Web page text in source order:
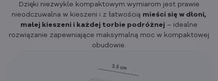
Dzięki niezwykle kompaktowym wymiarom jest prawie
nieodczuwalna w kieszeni i z łatwością mieści się w dłoni,
małej kieszeni i każdej torbie podróżnej – idealne
rozwiązanie zapewniające maksymalną moc w kompaktowej
obudowie.